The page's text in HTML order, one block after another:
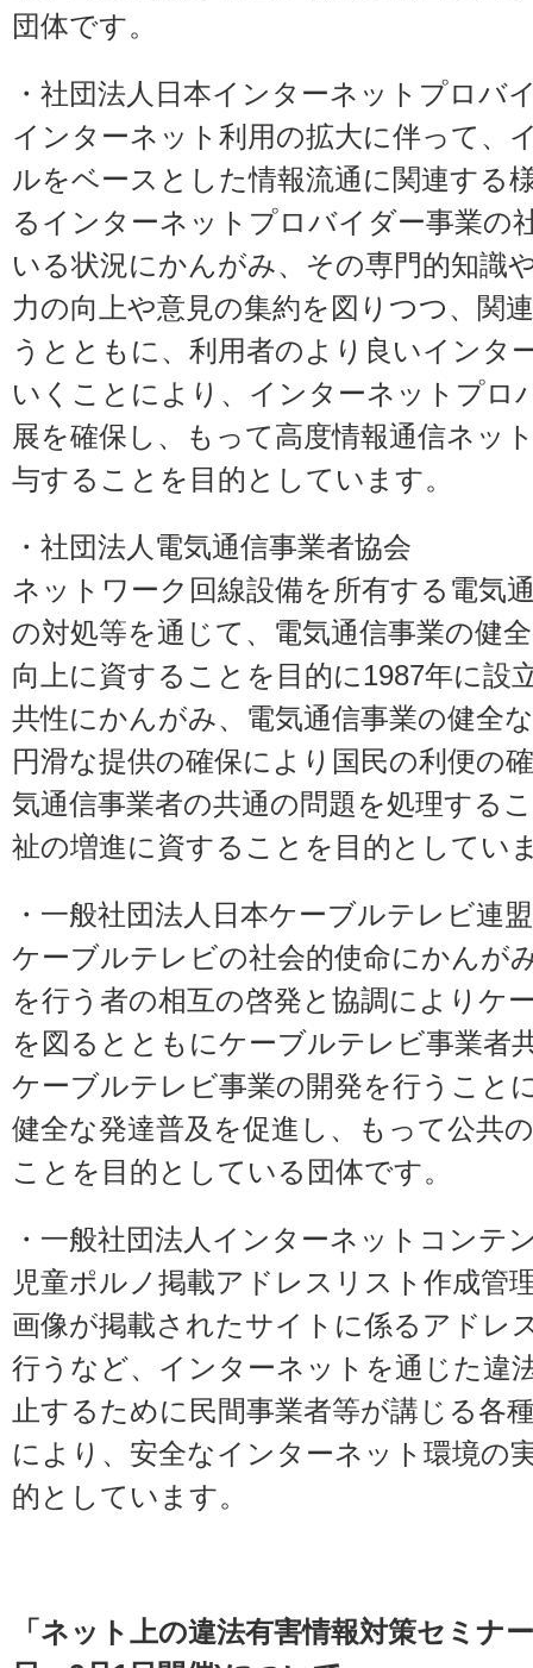
団体です。
・ 社団法人日本インターネットプロバ
インターネット利用の拡大に伴って、
ルをベースとした情報流通に関連する
るインターネットプロバイダー事業の
いる状況にかんがみ、その専門的知識
力の向上や意見の集約を図りつつ、関
うとともに、利用者のより良いインタ
いくことにより、インターネットプロ
展を確保し、もって高度情報通信ネッ
与することを目的としています。
・ 社団法人電気通信事業者協会
ネットワーク回線設備を所有する電気
の対処等を通じて、電気通信事業の健
向上に資することを目的に1987年に設
共性にかんがみ、電気通信事業の健全
円滑な提供の確保により国民の利便の
気通信事業者の共通の問題を処理する
祉の増進に資することを目的としてい
・ 一般社団法人日本ケーブルテレビ連盟
ケーブルテレビの社会的使命にかんが
を行う者の相互の啓発と協調によりケ
を図るとともにケーブルテレビ事業者
ケーブルテレビ事業の開発を行うこと
健全な発達普及を促進し、もって公共
ことを目的としている団体です。
・ 一般社団法人インターネットコンテ
児童ポルノ掲載アドレスリスト作成管
画像が掲載されたサイトに係るアドレ
行うなど、インターネットを通じた違
止するために民間事業者等が講じる各
により、安全なインターネット環境の
的としています。
「ネット上の違法有害情報対策セミナ